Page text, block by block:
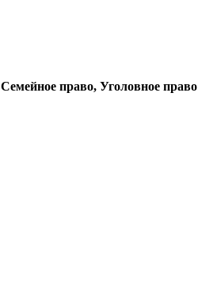
право, Уголовное право